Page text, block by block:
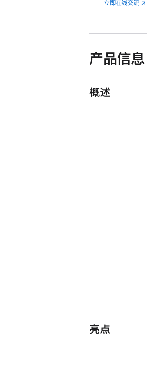
立即在线交流 (在
口
打
开)
产品信息
概述
亮点